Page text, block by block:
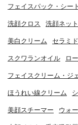
フェイスパック・シー
洗顔クロス 洗顔ネット
美白クリーム セラミ
スクワランオイル ロ
フェイスクリーム・ジ
ほうれい線クリーム
美顔スチーマー ウォ